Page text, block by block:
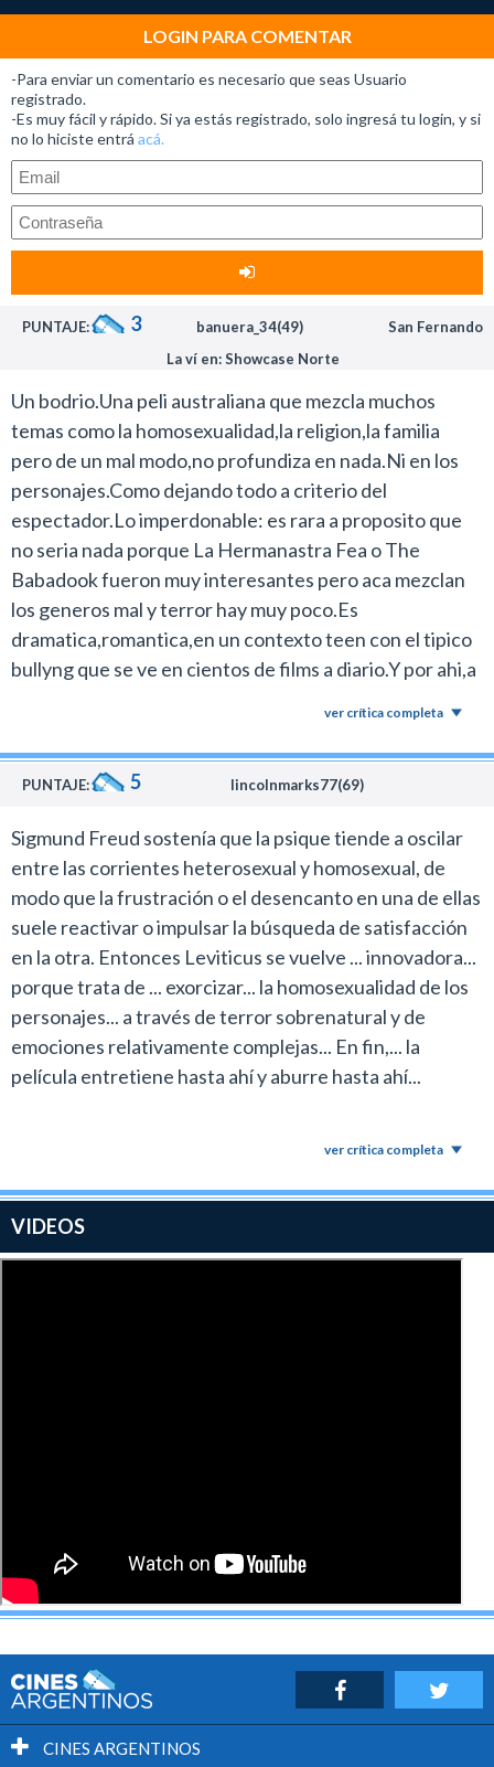
LOGIN PARA COMENTAR
-Para enviar un comentario es necesario que seas Usuario
registrado.
-Es muy fácil y rápido. Si ya estás registrado, solo ingresá tu login, y si
no lo hiciste entrá acá.
PUNTAJE: 3 banuera_34(49)
San Fernando
La ví en: Showcase Norte
Un bodrio.Una peli australiana que mezcla muchos
temas como la homosexualidad,la religion,la familia
pero de un mal modo,no profundiza en nada.Ni en los
personajes.Como dejando todo a criterio del
espectador.Lo imperdonable: es rara a proposito que
no seria nada porque La Hermanastra Fea o The
Babadook fueron muy interesantes pero aca mezclan
los generos mal y terror hay muy poco.Es
dramatica,romantica,en un contexto teen con el tipico
bullyng que se ve en cientos de films a diario.Y por ahi,a
protagonistas,el chico de Hablame estan muy bien y
Mia Wasikowska,increible.Para mi:malisima.Un 3.
ver crítica completa
PUNTAJE: 5 lincolnmarks77(69)
Sigmund Freud sostenía que la psique tiende a oscilar
entre las corrientes heterosexual y homosexual, de
modo que la frustración o el desencanto en una de ellas
suele reactivar o impulsar la búsqueda de satisfacción
en la otra. Entonces Leviticus se vuelve ... innovadora...
porque trata de ... exorcizar... la homosexualidad de los
personajes... a través de terror sobrenatural y de
emociones relativamente complejas... En fin,... la
película entretiene hasta ahí y aburre hasta ahí...
ver crítica completa
VIDEOS
CINES ARGENTINOS